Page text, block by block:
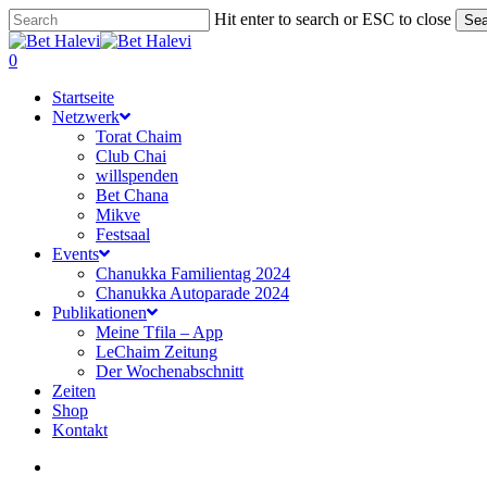
Skip
to
main
Hit enter to search or ESC to close
Close
Search
search
0
Startseite
Netzwerk
Torat Chaim
Club Chai
willspenden
Bet Chana
Mikve
Festsaal
Events
Chanukka Familientag 2024
Chanukka Autoparade 2024
Publikationen
Meine Tfila – App
LeChaim Zeitung
Der Wochenabschnitt
Zeiten
Shop
Kontakt